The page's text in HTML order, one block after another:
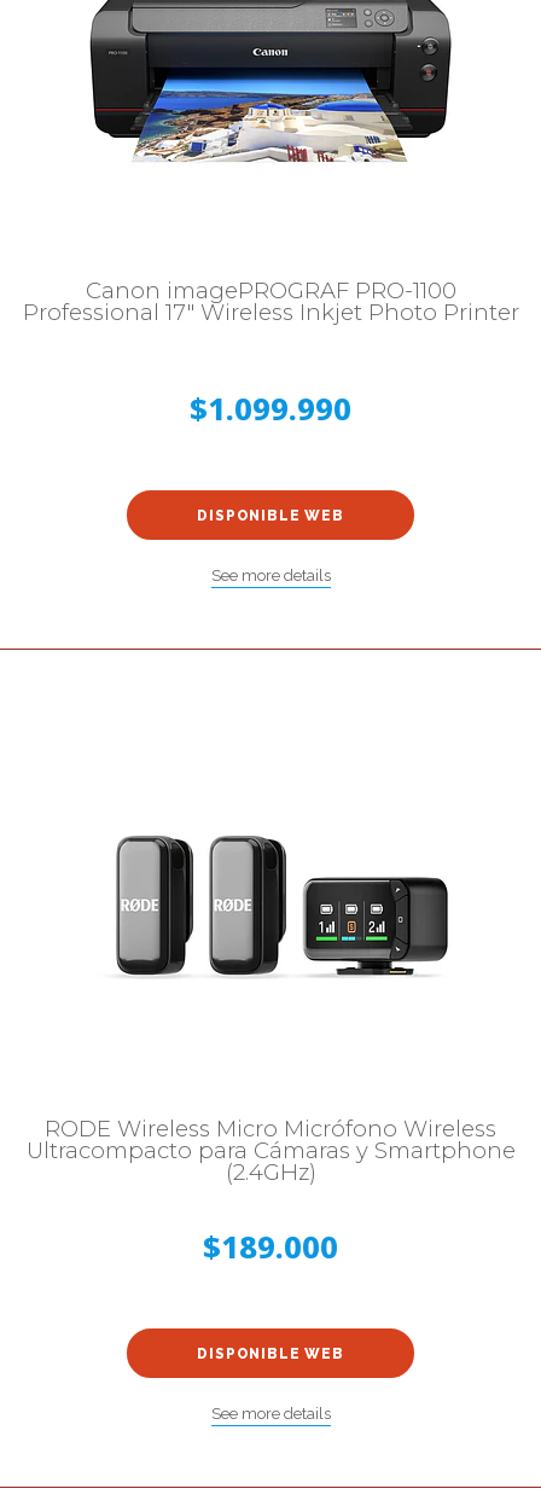
Canon imagePROGRAF PRO-1100
Professional 17" Wireless Inkjet Photo Printer
$1.099.990
DISPONIBLE WEB
See more details
RODE Wireless Micro Micrófono Wireless
Ultracompacto para Cámaras y Smartphone
(2.4GHz)
$189.000
DISPONIBLE WEB
See more details